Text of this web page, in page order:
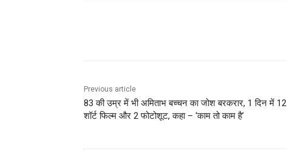
Previous article
83 की उम्र में भी अमिताभ बच्चन का जोश बरकरार, 1 दिन में 12
शॉर्ट फिल्म और 2 फोटोशूट, कहा – ‘काम तो काम है’